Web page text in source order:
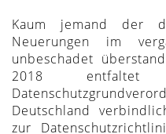
Kaum jemand der
Neuerungen im
unbeschadet
2018
Deutschland
zur